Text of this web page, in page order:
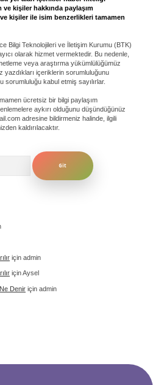
kişiler hakkında paylaşım
kişiler ile isim benzerlikleri tamamen
Bilgi Teknolojileri ve İletişim Kurumu (BTK)
olarak hizmet vermektedir. Bu nedenle,
veya araştırma yükümlülüğümüz
yazdıkları içeriklerin sorumluluğunu
kabul etmiş sayılırlar.
ücretsiz bir bilgi paylaşım
aykırı olduğunu düşündüğünüz
adresine bildirmeniz halinde, ilgili
kaldırılacaktır.
için admin
içinAysel
Denir için admin